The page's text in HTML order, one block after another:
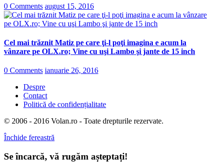
0 Comments august 15, 2016
Cel mai trăznit Matiz pe care ţi-l poţi imagina e acum la
vânzare pe OLX.ro; Vine cu uşi Lambo şi jante de 15 inch
0 Comments ianuarie 26, 2016
Despre
Contact
Politică de confidențialitate
© 2006 - 2016 Volan.ro - Toate drepturile rezervate.
Închide fereastră
Se încarcă, vă rugăm așteptați!